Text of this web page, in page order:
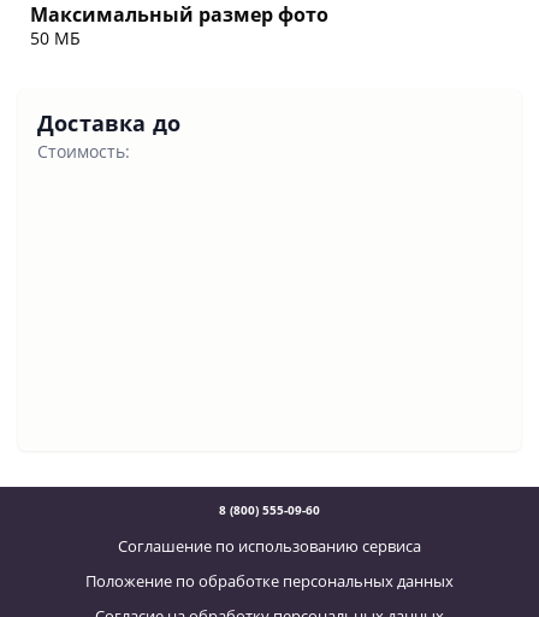
Максимальный размер фото
50 МБ
Доставка до
Стоимость:
8 (800) 555-09-60
Соглашение по использованию сервиса
Положение по обработке персональных данных